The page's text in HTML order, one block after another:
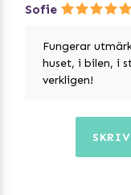
Sofie
Fungerar
huset, i bilen, i
verkligen!